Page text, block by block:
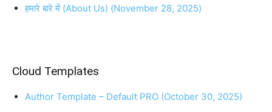
हमारे बारे में (About Us) (November 28, 2025)
Cloud Templates
Author Template – Default PRO (October 30, 2025)